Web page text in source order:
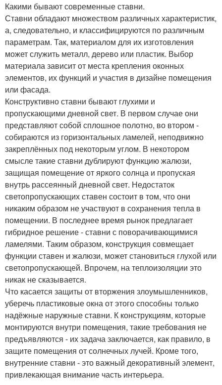
Какими бывают современные ставни.
Ставни обладают множеством различных характеристик,
а, следовательно, и классифицируются по различным
параметрам. Так, материалом для их изготовления
может служить металл, дерево или пластик. Выбор
материала зависит от места крепления оконных
элементов, их функций и участия в дизайне помещения
или фасада.
Конструктивно ставни бывают глухими и
пропускающими дневной свет. В первом случае они
представляют собой сплошное полотно, во втором -
собираются из горизонтальных ламелей, неподвижно
закреплённых под некоторым углом. В некотором
смысле такие ставни дублируют функцию жалюзи,
защищая помещение от яркого солнца и пропуская
внутрь рассеянный дневной свет. Недостаток
светопропускающих ставен состоит в том, что они
никаким образом не участвуют в сохранения тепла в
помещении. В последнее время рынок предлагает
гибридное решение - ставни с поворачивающимися
ламелями. Таким образом, конструкция совмещает
функции ставен и жалюзи, может становиться глухой или
светопропускающей. Впрочем, на теплоизоляции это
никак не сказывается.
Что касается защиты от вторжения злоумышленников,
уберечь пластиковые окна от этого способны только
надёжные наружные ставни. К конструкциям, которые
монтируются внутри помещения, такие требования не
предъявляются - их задача заключается, как правило, в
защите помещения от солнечных лучей. Кроме того,
внутренние ставни - это важный декоративный элемент,
привлекающая внимание часть интерьера.